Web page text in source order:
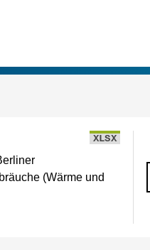
XLSX
(Wärme und